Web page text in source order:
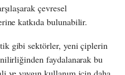
çevresel
katkıda bulunabilir.
gibi sektörler, yeni çiplerin
faydalanarak bu